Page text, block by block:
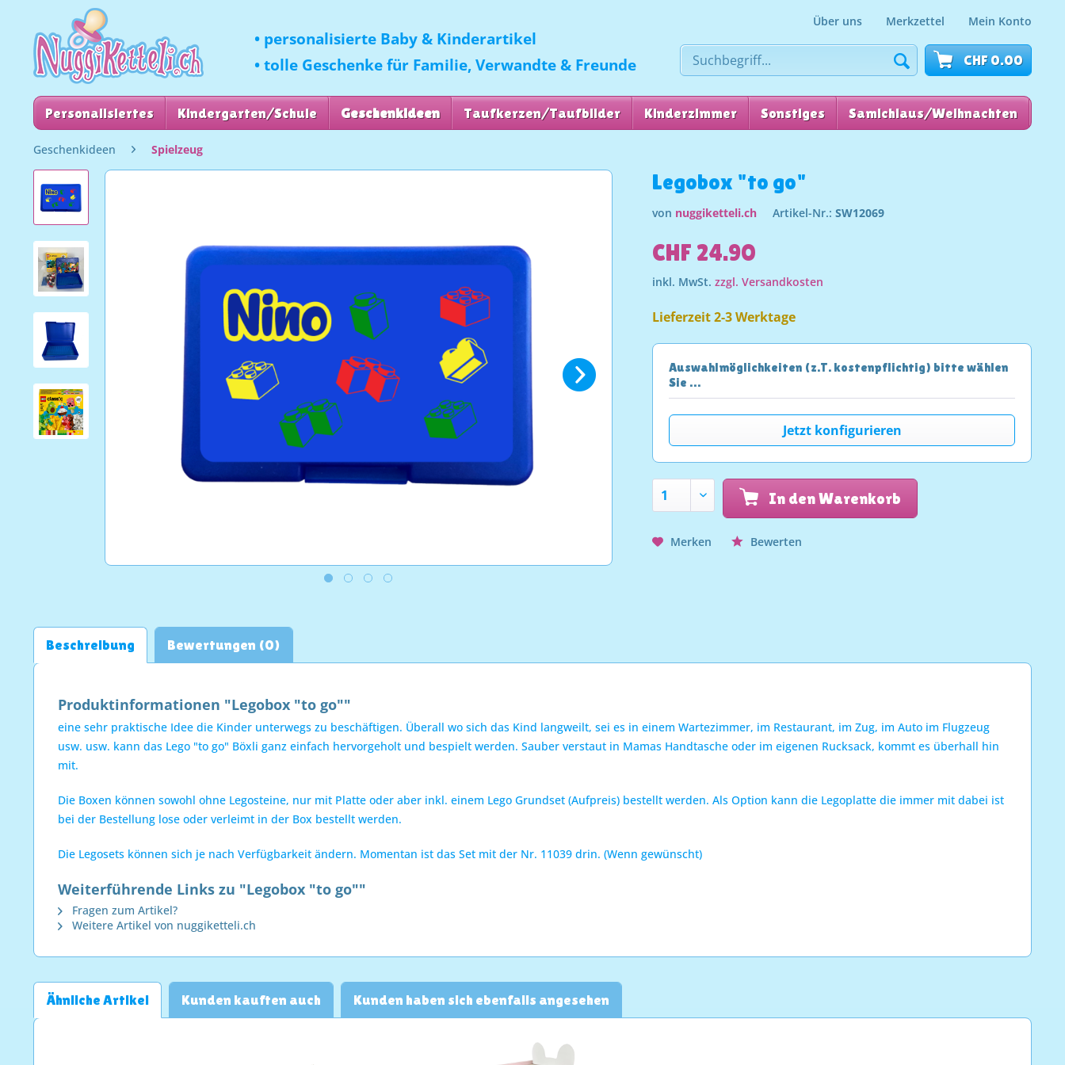
• personalisierte Baby & Kinderartikel
• tolle Geschenke für Familie, Verwandte & Freunde
Über uns Merkzettel Mein Konto
CHF 0.00
Personalisiertes Kindergarten/Schule Geschenkideen Taufkerzen/Taufbilder Kinderzimmer Sonstiges Samichlaus/Weihnachten
Geschenkideen Spielzeug
Legobox "to go"
von nuggiketteli.ch Artikel-Nr.: SW12069
CHF 24.90
inkl. MwSt.zzgl. Versandkosten
Lieferzeit 2-3 Werktage
Auswahlmöglichkeiten (z.T. kostenpflichtig) bitte wählen
Sie …
Jetzt konfigurieren
In den Warenkorb
Merken Bewerten
Beschreibung Bewertungen (0)
Produktinformationen "Legobox "to go""
eine sehr praktische Idee die Kinder unterwegs zu beschäftigen. Überall wo sich das Kind langweilt, sei es in einem Wartezimmer, im Restaurant, im Zug, im Auto im Flugzeug
usw. usw. kann das Lego "to go" Böxli ganz einfach hervorgeholt und bespielt werden. Sauber verstaut in Mamas Handtasche oder im eigenen Rucksack, kommt es überhall hin
mit.
Die Boxen können sowohl ohne Legosteine, nur mit Platte oder aber inkl. einem Lego Grundset (Aufpreis) bestellt werden. Als Option kann die Legoplatte die immer mit dabei ist
bei der Bestellung lose oder verleimt in der Box bestellt werden.
Die Legosets können sich je nach Verfügbarkeit ändern. Momentan ist das Set mit der Nr. 11039 drin. (Wenn gewünscht)
Weiterführende Links zu "Legobox "to go""
Fragen zum Artikel?
Weitere Artikel von nuggiketteli.ch
Ähnliche Artikel Kunden kauften auch Kunden haben sich ebenfalls angesehen